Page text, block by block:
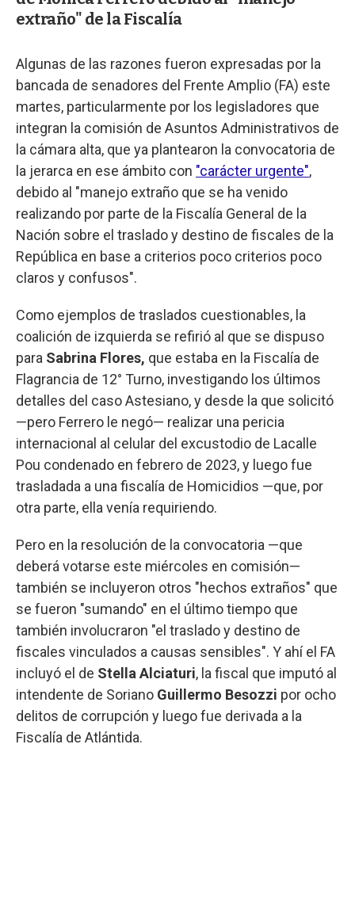
extraño" de la Fiscalía
Algunas de las razones fueron expresadas por la
bancada de senadores del Frente Amplio (FA) este
martes, particularmente por los legisladores que
integran la comisión de Asuntos Administrativos de
la cámara alta, que ya plantearon la convocatoria de
la jerarca en ese ámbito con "carácter urgente",
debido al "manejo extraño que se ha venido
realizando por parte de la Fiscalía General de la
Nación sobre el traslado y destino de fiscales de la
República en base a criterios poco criterios poco
claros y confusos".
Como ejemplos de traslados cuestionables, la
coalición de izquierda se refirió al que se dispuso
para Sabrina Flores, que estaba en la Fiscalía de
Flagrancia de 12° Turno, investigando los últimos
detalles del caso Astesiano, y desde la que solicitó
—pero Ferrero le negó— realizar una pericia
internacional al celular del excustodio de Lacalle
Pou condenado en febrero de 2023, y luego fue
trasladada a una fiscalía de Homicidios —que, por
otra parte, ella venía requiriendo.
Pero en la resolución de la convocatoria —que
deberá votarse este miércoles en comisión—
también se incluyeron otros "hechos extraños" que
se fueron "sumando" en el último tiempo que
también involucraron "el traslado y destino de
fiscales vinculados a causas sensibles". Y ahí el FA
incluyó el de Stella Alciaturi, la fiscal que imputó al
intendente de Soriano Guillermo Besozzi por ocho
delitos de corrupción y luego fue derivada a la
Fiscalía de Atlántida.